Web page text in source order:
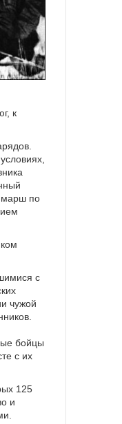
к
марш по
с
чужой
бойцы
с их
125
и